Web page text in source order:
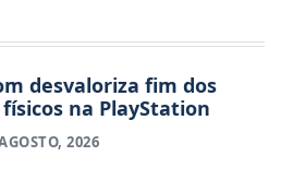
desvaloriza fim dos
na PlayStation
2026